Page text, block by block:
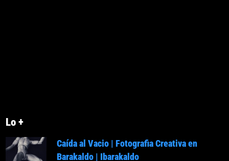
Lo +
Caída al Vacio | Fotografia Creativa en
Barakaldo | Ibarakaldo